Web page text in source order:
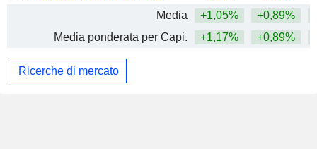
Media
+1,05% +0,89%
Media ponderata per Capi.
+1,17% +0,89%
Ricerche di mercato